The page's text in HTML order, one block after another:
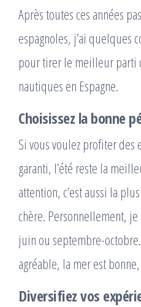
Après toutes ces années
espagnoles, j’ai quelques
pour tirer le meilleur parti
nautiques en Espagne.
Choisissez la bonne
Si vous voulez profiter des
garanti, l’été reste la
attention, c’est aussi la
chère. Personnellement,
juin ou septembre-
agréable, la mer est
Diversifiez vos